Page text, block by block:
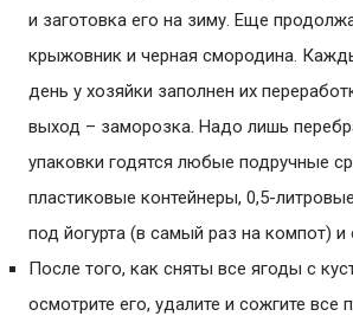
и заготовка его на зиму. Еще
крыжовник и черная смородина.
день у хозяйки заполнен их
выход – заморозка. Надо лишь
упаковки годятся любые подручные
пластиковые контейнеры, 0,5-
под йогурта (в самый раз на компот)
После того, как сняты все ягоды с
осмотрите его, удалите и сожгите все